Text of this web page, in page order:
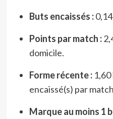
Buts encaissés :0,14
Points par match :
domicile.
Forme récente :1,60
encaissé(s) par
Marque au moins 1